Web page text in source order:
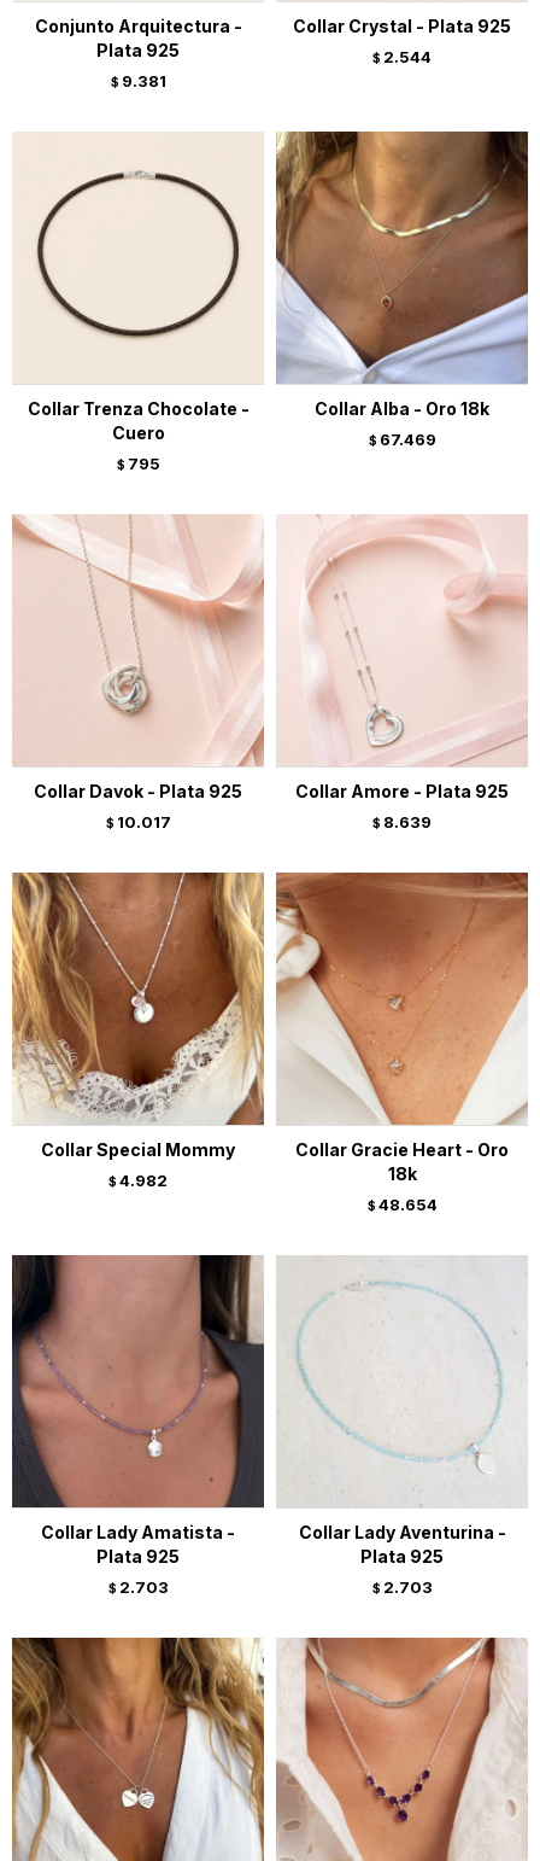
Conjunto Arquitectura -
Plata 925
$ 9.381
Collar Crystal - Plata 925
$ 2.544
Collar Trenza Chocolate -
Cuero
$ 795
Collar Alba - Oro 18k
$ 67.469
Collar Davok - Plata 925
$ 10.017
Collar Amore - Plata 925
$ 8.639
Collar Special Mommy
$ 4.982
Collar Gracie Heart - Oro
18k
$ 48.654
Collar Lady Amatista -
Plata 925
$ 2.703
Collar Lady Aventurina -
Plata 925
$ 2.703